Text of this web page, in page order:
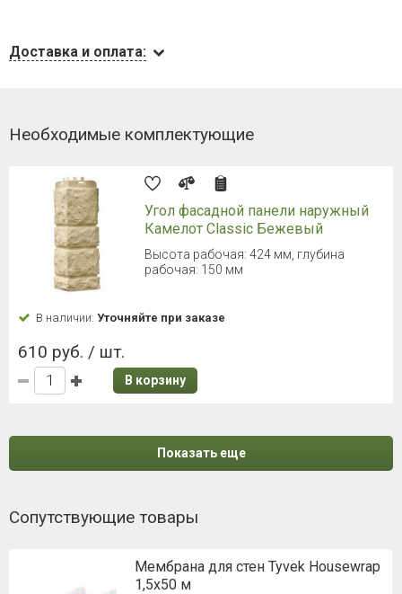
Доставка и оплата:
Необходимые комплектующие
Угол фасадной панели наружный
Камелот Classic Бежевый
Высота рабочая: 424 мм, глубина
рабочая: 150 мм
В наличии: Уточняйте при заказе
610 руб. / шт.
В корзину
Показать еще
Сопутствующие товары
Мембрана для стен Tyvek Housewrap
1,5х50 м